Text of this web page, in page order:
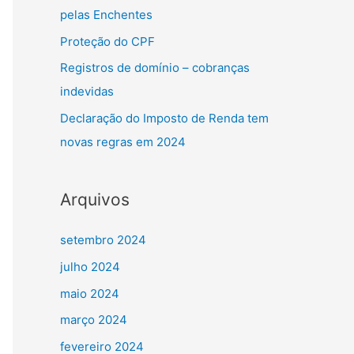
pelas Enchentes
Proteção do CPF
Registros de domínio – cobranças
indevidas
Declaração do Imposto de Renda tem
novas regras em 2024
Arquivos
setembro 2024
julho 2024
maio 2024
março 2024
fevereiro 2024